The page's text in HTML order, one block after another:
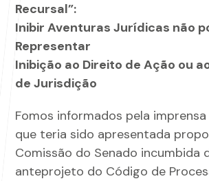
Recursal”:
Inibir Aventuras Jurídicas não
Representar
Inibição ao Direito de Ação ou
de Jurisdição
Fomos informados pela
que teria sido apresentada
Comissão do Senado incumbida
anteprojeto do Código de